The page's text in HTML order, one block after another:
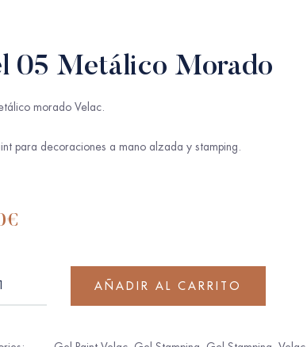
05 Metálico Morado
morado Velac.
para decoraciones a mano alzada y stamping.
€
AÑADIR AL CARRITO